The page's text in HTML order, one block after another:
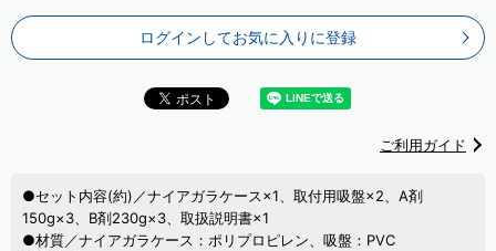
ログインしてお気に入りに登録
ご利用ガイド
●セット内容(約)／ナイアガラケース×1、取付用吸盤×2、A剤
150g×3、B剤230g×3、取扱説明書×1
●材質／ナイアガラケース：ポリプロピレン、吸盤：PVC